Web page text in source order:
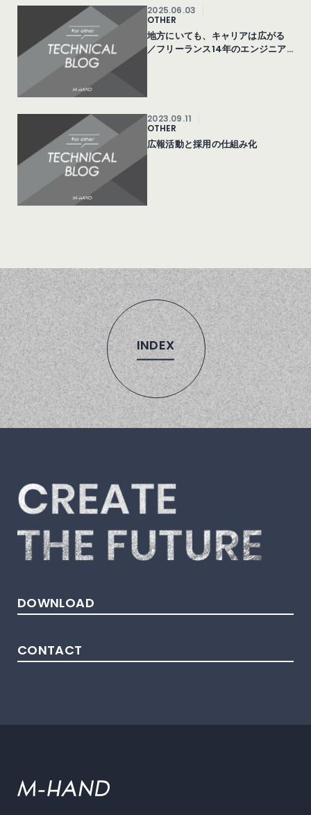
2025.06.03
OTHER
地方にいても、キャリアは広がる
／フリーランス14年のエンジニア
2023.09.11
OTHER
広報活動と採用の仕組み化
INDEX
DOWNLOAD
CONTACT